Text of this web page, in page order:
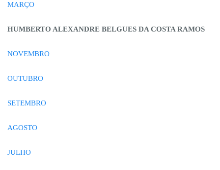
MARÇO
HUMBERTO ALEXANDRE BELGUES DA COSTA RAMOS
NOVEMBRO
OUTUBRO
SETEMBRO
AGOSTO
JULHO